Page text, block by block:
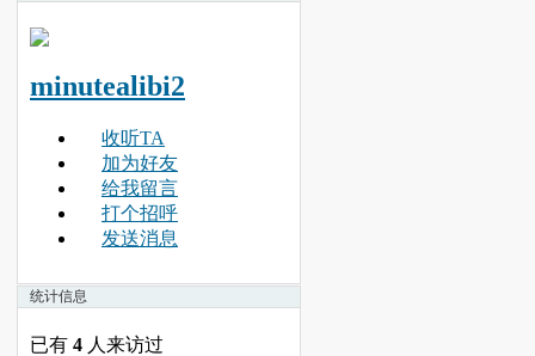
minutealibi2
收听TA
加为好友
给我留言
打个招呼
发送消息
统计信息
已有 4 人来访过